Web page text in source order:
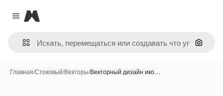
Close menu
Magnific
Поиск
Главная/Стоковый/Векторы/Векторный дизайн ико…